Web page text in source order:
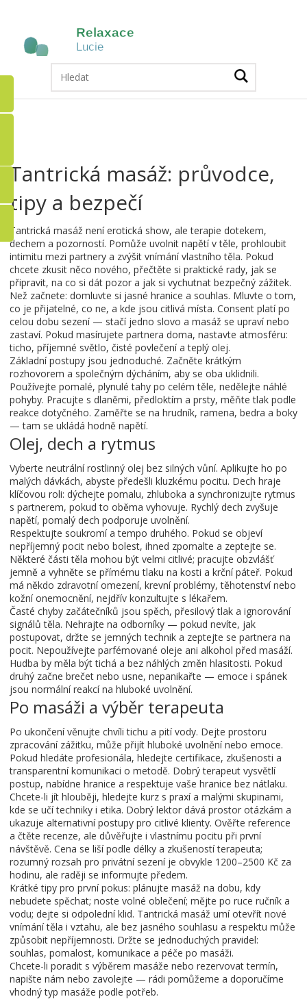
Tantrická masáž: průvodce,
tipy a bezpečí
Tantrická masáž není erotická show, ale terapie dotekem,
dechem a pozorností. Pomůže uvolnit napětí v těle, prohloubit
intimitu mezi partnery a zvýšit vnímání vlastního těla. Pokud
chcete zkusit něco nového, přečtěte si praktické rady, jak se
připravit, na co si dát pozor a jak si vychutnat bezpečný zážitek.
Než začnete: domluvte si jasné hranice a souhlas. Mluvte o tom,
co je přijatelné, co ne, a kde jsou citlivá místa. Consent platí po
celou dobu sezení — stačí jedno slovo a masáž se upraví nebo
zastaví. Pokud masírujete partnera doma, nastavte atmosféru:
ticho, příjemné světlo, čisté povlečení a teplý olej.
Základní postupy jsou jednoduché. Začněte krátkým
rozhovorem a společným dýcháním, aby se oba uklidnili.
Používejte pomalé, plynulé tahy po celém těle, nedělejte náhlé
pohyby. Pracujte s dlaněmi, předloktím a prsty, měňte tlak podle
reakce dotyčného. Zaměřte se na hrudník, ramena, bedra a boky
— tam se ukládá hodně napětí.
Olej, dech a rytmus
Vyberte neutrální rostlinný olej bez silných vůní. Aplikujte ho po
malých dávkách, abyste předešli kluzkému pocitu. Dech hraje
klíčovou roli: dýchejte pomalu, zhluboka a synchronizujte rytmus
s partnerem, pokud to oběma vyhovuje. Rychlý dech zvyšuje
napětí, pomalý dech podporuje uvolnění.
Respektujte soukromí a tempo druhého. Pokud se objeví
nepříjemný pocit nebo bolest, ihned zpomalte a zeptejte se.
Některé části těla mohou být velmi citlivé; pracujte obzvlášť
jemně a vyhněte se přímému tlaku na kosti a krční páteř. Pokud
má někdo zdravotní omezení, krevní problémy, těhotenství nebo
kožní onemocnění, nejdřív konzultujte s lékařem.
Časté chyby začátečníků jsou spěch, přesilový tlak a ignorování
signálů těla. Nehrajte na odborníky — pokud nevíte, jak
postupovat, držte se jemných technik a zeptejte se partnera na
pocit. Nepoužívejte parfémované oleje ani alkohol před masáží.
Hudba by měla být tichá a bez náhlých změn hlasitosti. Pokud
druhý začne brečet nebo usne, nepanikařte — emoce i spánek
jsou normální reakcí na hluboké uvolnění.
Po masáži a výběr terapeuta
Po ukončení věnujte chvíli tichu a pití vody. Dejte prostoru
zpracování zážitku, může přijít hluboké uvolnění nebo emoce.
Pokud hledáte profesionála, hledejte certifikace, zkušenosti a
transparentní komunikaci o metodě. Dobrý terapeut vysvětlí
postup, nabídne hranice a respektuje vaše hranice bez nátlaku.
Chcete-li jít hlouběji, hledejte kurz s praxí a malými skupinami,
kde se učí techniky i etika. Dobrý lektor dává prostor otázkám a
ukazuje alternativní postupy pro citlivé klienty. Ověřte reference
a čtěte recenze, ale důvěřujte i vlastnímu pocitu při první
návštěvě. Cena se liší podle délky a zkušeností terapeuta;
rozumný rozsah pro privátní sezení je obvykle 1200–2500 Kč za
hodinu, ale raději se informujte předem.
Krátké tipy pro první pokus: plánujte masáž na dobu, kdy
nebudete spěchat; noste volné oblečení; mějte po ruce ručník a
vodu; dejte si odpolední klid. Tantrická masáž umí otevřít nové
vnímání těla i vztahu, ale bez jasného souhlasu a respektu může
způsobit nepříjemnosti. Držte se jednoduchých pravidel:
souhlas, pomalost, komunikace a péče po masáži.
Chcete-li poradit s výběrem masáže nebo rezervovat termín,
napište nám nebo zavolejte — rádi pomůžeme a doporučíme
vhodný typ masáže podle potřeb.